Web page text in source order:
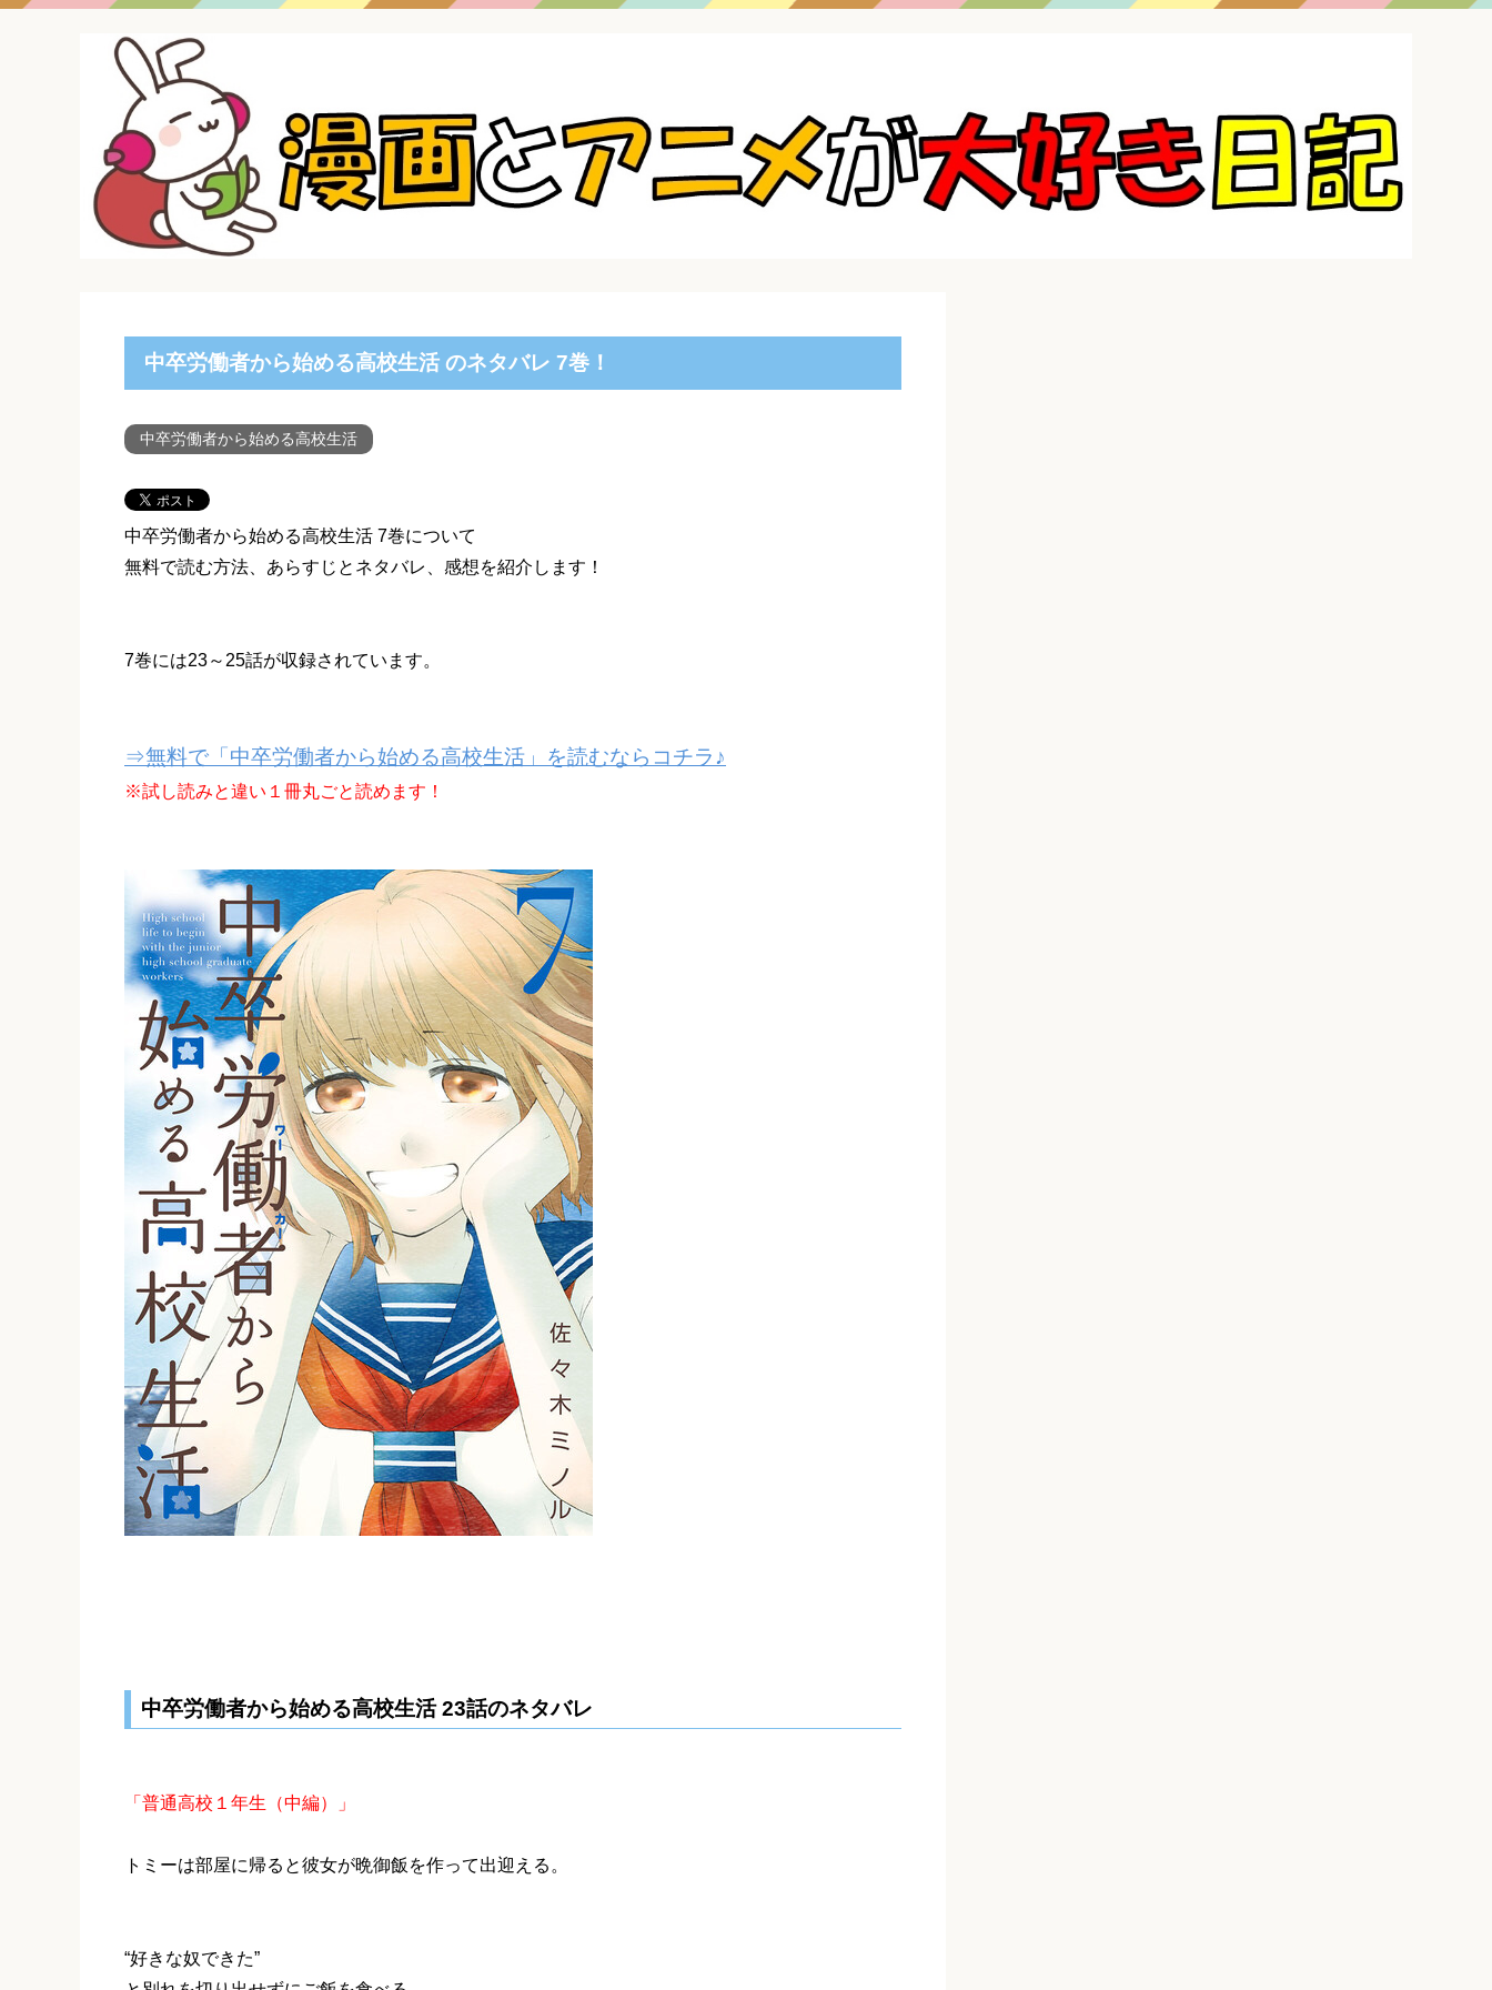
中卒労働者から始める高校生活 のネタバレ 7巻！
中卒労働者から始める高校生活
中卒労働者から始める高校生活 7巻について
無料で読む方法、あらすじとネタバレ、感想を紹介します！
7巻には23～25話が収録されています。
⇒無料で「中卒労働者から始める高校生活」を読むならコチラ♪
※試し読みと違い１冊丸ごと読めます！
中卒労働者から始める高校生活 23話のネタバレ
「普通高校１年生（中編）」
トミーは部屋に帰ると彼女が晩御飯を作って出迎える。
“好きな奴できた”